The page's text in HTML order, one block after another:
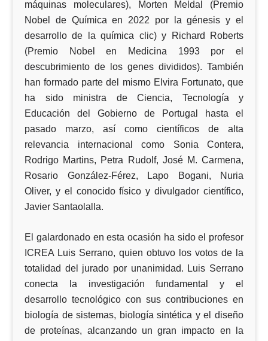
máquinas moleculares), Morten Meldal (Premio
Nobel de Química en 2022 por la génesis y el
desarrollo de la química clic) y Richard Roberts
(Premio Nobel en Medicina 1993 por el
descubrimiento de los genes divididos). También
han formado parte del mismo Elvira Fortunato, que
ha sido ministra de Ciencia, Tecnología y
Educación del Gobierno de Portugal hasta el
pasado marzo, así como científicos de alta
relevancia internacional como Sonia Contera,
Rodrigo Martins, Petra Rudolf, José M. Carmena,
Rosario González-Férez, Lapo Bogani, Nuria
Oliver, y el conocido físico y divulgador científico,
Javier Santaolalla.
El galardonado en esta ocasión ha sido el profesor
ICREA Luis Serrano, quien obtuvo los votos de la
totalidad del jurado por unanimidad. Luis Serrano
conecta la investigación fundamental y el
desarrollo tecnológico con sus contribuciones en
biología de sistemas, biología sintética y el diseño
de proteínas, alcanzando un gran impacto en la